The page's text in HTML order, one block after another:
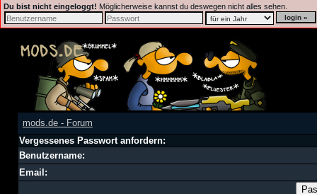
Du bist nicht eingeloggt! Möglicherweise kannst du deswegen nicht alles sehen.
mods.de - Forum
Vergessenes Passwort anfordern:
Benutzername:
Email: